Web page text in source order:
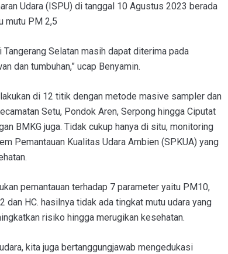
Udara (ISPU) di tanggal 10 Agustus 2023 berada
mutu PM 2,5
Tangerang Selatan masih dapat diterima pada
dan tumbuhan,” ucap Benyamin.
di 12 titik dengan metode masive sampler dan
Setu, Pondok Aren, Serpong hingga Ciputat
BMKG juga. Tidak cukup hanya di situ, monitoring
Pemantauan Kualitas Udara Ambien (SPKUA) yang
pemantauan terhadap 7 parameter yaitu PM10,
dan HC. hasilnya tidak ada tingkat mutu udara yang
risiko hingga merugikan kesehatan.
kita juga bertanggungjawab mengedukasi